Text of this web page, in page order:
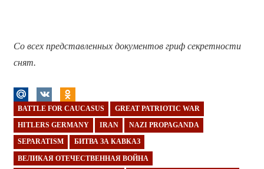
Со всех представленных документов гриф секретности
снят.
BATTLE FOR CAUCASUS GREAT PATRIOTIC WAR
HITLERS GERMANY IRAN NAZI PROPAGANDA
SEPARATISM БИТВА ЗА КАВКАЗ
ВЕЛИКАЯ ОТЕЧЕСТВЕННАЯ ВОЙНА